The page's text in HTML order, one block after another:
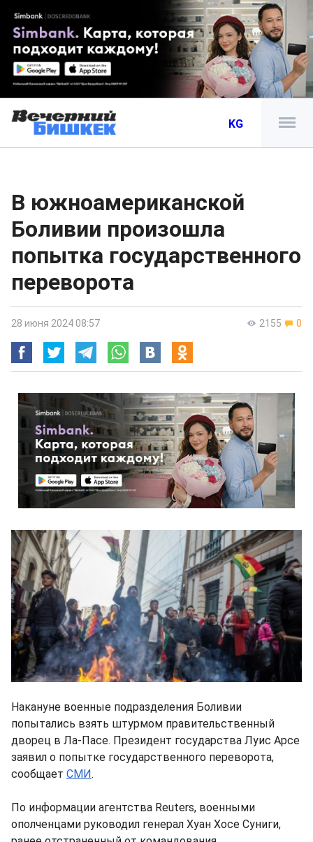
KG
В южноамериканской
Боливии произошла
попытка государственного
переворота
2155 0
28 июня 2024 08:57
Накануне военные подразделения Боливии
попытались взять штурмом правительственный
дворец в Ла-Пасе. Президент государства Луис Арсе
заявил о попытке государственного переворота,
сообщает СМИ.
По информации агентства Reuters, военными
ополченцами руководил генерал Хуан Хосе Суниги,